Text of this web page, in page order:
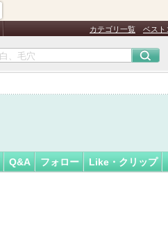
カテゴリ一覧 ベスト
Q&A フォロー Like・クリップ